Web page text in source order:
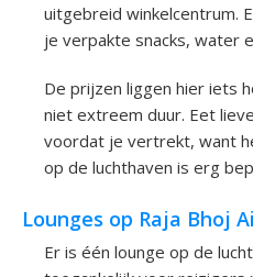
uitgebreid winkelcentrum.
je verpakte snacks, water
De prijzen liggen hier iets
niet extreem duur. Eet
voordat je vertrekt, want
op de luchthaven is erg
Lounges op Raja Bhoj
Er is één lounge op de